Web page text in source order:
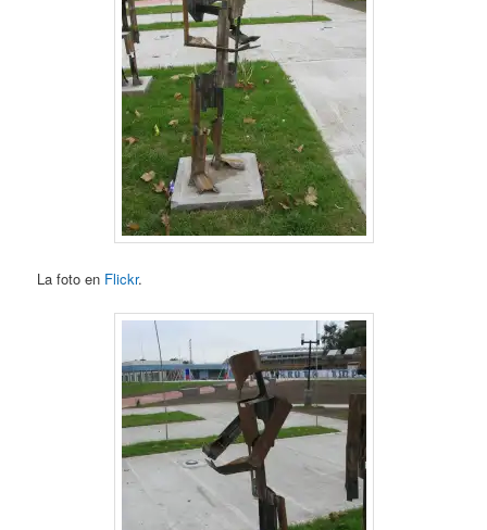
La foto en Flickr.